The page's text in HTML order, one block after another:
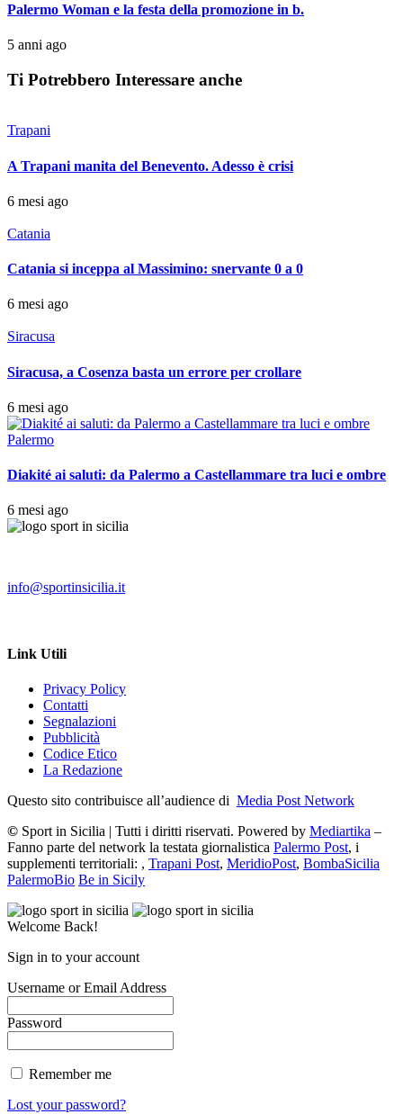
Palermo Woman e la festa della promozione in b.
5 anni ago
Ti Potrebbero Interessare anche
Trapani
A Trapani manita del Benevento. Adesso è crisi
6 mesi ago
Catania
Catania si inceppa al Massimino: snervante 0 a 0
6 mesi ago
Siracusa
Siracusa, a Cosenza basta un errore per crollare
6 mesi ago
Palermo
Diakité ai saluti: da Palermo a Castellammare tra luci e ombre
6 mesi ago
info@sportinsicilia.it
Link Utili
Privacy Policy
Contatti
Segnalazioni
Pubblicità
Codice Etico
La Redazione
Questo sito contribuisce all’audience di Media Post Network
© Sport in Sicilia | Tutti i diritti riservati. Powered by Mediartika –
Fanno parte del network la testata giornalistica Palermo Post, i
supplementi territoriali: , Trapani Post, MeridioPost, BombaSicilia
PalermoBio Be in Sicily
Welcome Back!
Sign in to your account
Username or Email Address
Password
Remember me
Lost your password?